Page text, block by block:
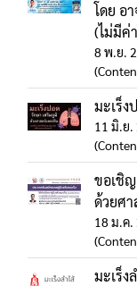
โดย อ
(ไม่มีค่
8 พ.ย.
มะเร็
11 มิ.ย.
ขอเชิญ
ด้วยศ
18 ม.ค.
มะเร็